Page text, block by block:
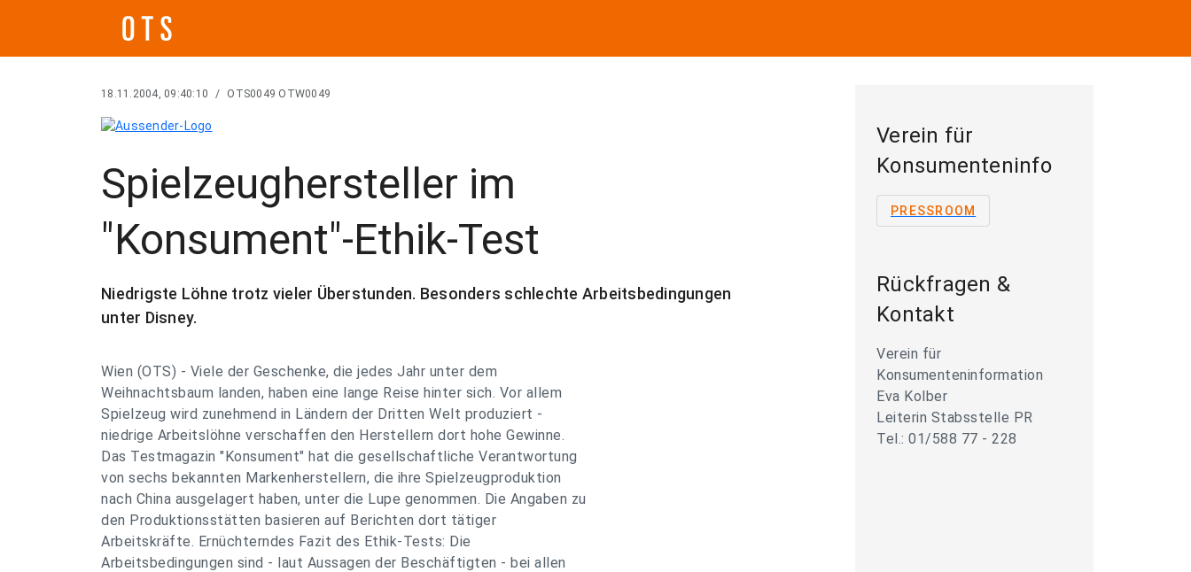
18.11.2004, 09:40:10 / OTS0049 OTW0049
Spielzeughersteller im
"Konsument"-Ethik-Test
Niedrigste Löhne trotz vieler Überstunden. Besonders schlechte Arbeitsbedingungen
unter Disney.
Wien (OTS) - Viele der Geschenke, die jedes Jahr unter dem
Weihnachtsbaum landen, haben eine lange Reise hinter sich. Vor allem
Spielzeug wird zunehmend in Ländern der Dritten Welt produziert -
niedrige Arbeitslöhne verschaffen den Herstellern dort hohe Gewinne.
Das Testmagazin "Konsument" hat die gesellschaftliche Verantwortung
von sechs bekannten Markenherstellern, die ihre Spielzeugproduktion
nach China ausgelagert haben, unter die Lupe genommen. Die Angaben zu
den Produktionsstätten basieren auf Berichten dort tätiger
Arbeitskräfte. Ernüchterndes Fazit des Ethik-Tests: Die
Arbeitsbedingungen sind - laut Aussagen der Beschäftigten - bei allen
Verein für
Konsumenteninfo
PRESSROOM
Rückfragen &
Kontakt
Verein für
Konsumenteninformation
Eva Kolber
Leiterin Stabsstelle PR
Tel.: 01/588 77 - 228